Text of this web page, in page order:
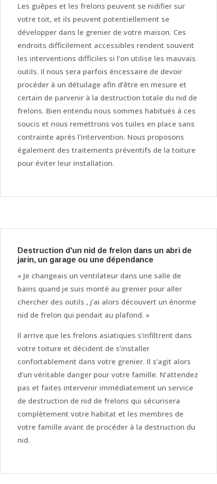
Les guêpes et les frelons peuvent se nidifier sur
votre toit, et ils peuvent potentiellement se
développer dans le grenier de votre maison. Ces
endroits difficilement accessibles rendent souvent
les interventions difficiles si l’on utilise les mauvais
outils. Il nous sera parfois éncessaire de devoir
procéder à un détuilage afin d’être en mesure et
certain de parvenir à la destruction totale du nid de
frelons. Bien entendu nous sommes habitués à ces
soucis et nous remettrons vos tuiles en place sans
contrainte après l’intervention. Nous proposons
également des traitements préventifs de la toiture
pour éviter leur installation.
Destruction d'un nid de frelon dans un abri de
jarin, un garage ou une dépendance
« Je changeais un ventilateur dans une salle de
bains quand je suis monté au grenier pour aller
chercher des outils , j’ai alors découvert un énorme
nid de frelon qui pendait au plafond. »
Il arrive que les frelons asiatiques s’infiltrent dans
votre toiture et décident de s’installer
confortablement dans votre grenier. Il s’agit alors
d’un véritable danger pour votre famille. N’attendez
pas et faites intervenir immédiatement un service
de destruction de nid de frelons qui sécurisera
complètement votre habitat et les membres de
votre famille avant de procéder à la destruction du
nid.